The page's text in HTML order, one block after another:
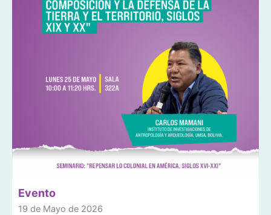
Evento
19 de Mayo de 2026